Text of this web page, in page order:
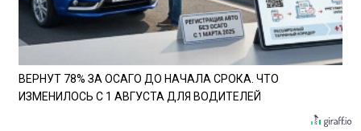
ВЕРНУТ 78% ЗА ОСАГО ДО НАЧАЛА СРОКА. ЧТО
ИЗМЕНИЛОСЬ С 1 АВГУСТА ДЛЯ ВОДИТЕЛЕЙ